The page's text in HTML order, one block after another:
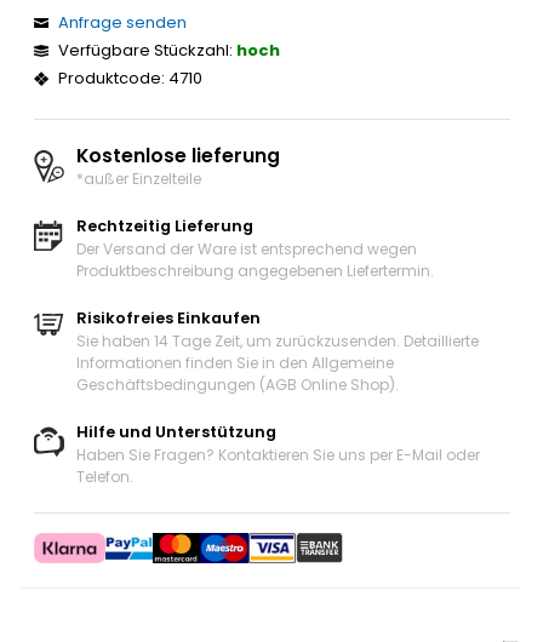
Anfrage senden
Verfügbare Stückzahl: hoch
Produktcode: 4710
Kostenlose lieferung
*außer Einzelteile
Rechtzeitig Lieferung
Der Versand der Ware ist entsprechend wegen
Produktbeschreibung angegebenen Liefertermin.
Risikofreies Einkaufen
Sie haben 14 Tage Zeit, um zurückzusenden. Detaillierte
Informationen finden Sie in den Allgemeine
Geschäftsbedingungen (AGB Online Shop).
Hilfe und Unterstützung
Haben Sie Fragen? Kontaktieren Sie uns per E-Mail oder
Telefon.